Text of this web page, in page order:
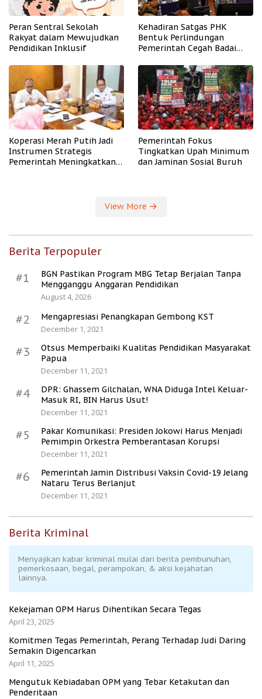
Peran Sentral Sekolah
Rakyat dalam Mewujudkan
Pendidikan Inklusif
Kehadiran Satgas PHK
Bentuk Perlindungan
Pemerintah Cegah Badai
Koperasi Merah Putih Jadi
Instrumen Strategis
Pemerintah Meningkatkan
Pemerintah Fokus
Tingkatkan Upah Minimum
dan Jaminan Sosial Buruh
View More
Berita Terpopuler
#1
BGN Pastikan Program MBG Tetap Berjalan Tanpa
Mengganggu Anggaran Pendidikan
August 4, 2026
#2
Mengapresiasi Penangkapan Gembong KST
December 1, 2021
#3
Otsus Memperbaiki Kualitas Pendidikan Masyarakat
Papua
December 11, 2021
#4
DPR: Ghassem Gilchalan, WNA Diduga Intel Keluar-
Masuk RI, BIN Harus Usut!
December 11, 2021
#5
Pakar Komunikasi: Presiden Jokowi Harus Menjadi
Pemimpin Orkestra Pemberantasan Korupsi
December 11, 2021
#6
Pemerintah Jamin Distribusi Vaksin Covid-19 Jelang
Nataru Terus Berlanjut
December 11, 2021
Berita Kriminal
Menyajikan kabar kriminal mulai dari berita pembunuhan,
pemerkosaan, begal, perampokan, & aksi kejahatan
lainnya.
Kekejaman OPM Harus Dihentikan Secara Tegas
April 23, 2025
Komitmen Tegas Pemerintah, Perang Terhadap Judi Daring
Semakin Digencarkan
April 11, 2025
Mengutuk Kebiadaban OPM yang Tebar Ketakutan dan
Penderitaan